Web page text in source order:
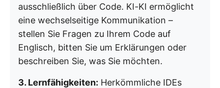
ausschließlich über Code. KI-KI ermöglicht
eine wechselseitige Kommunikation –
stellen Sie Fragen zu Ihrem Code auf
Englisch, bitten Sie um Erklärungen oder
beschreiben Sie, was Sie möchten.
3. Lernfähigkeiten: Herkömmliche IDEs